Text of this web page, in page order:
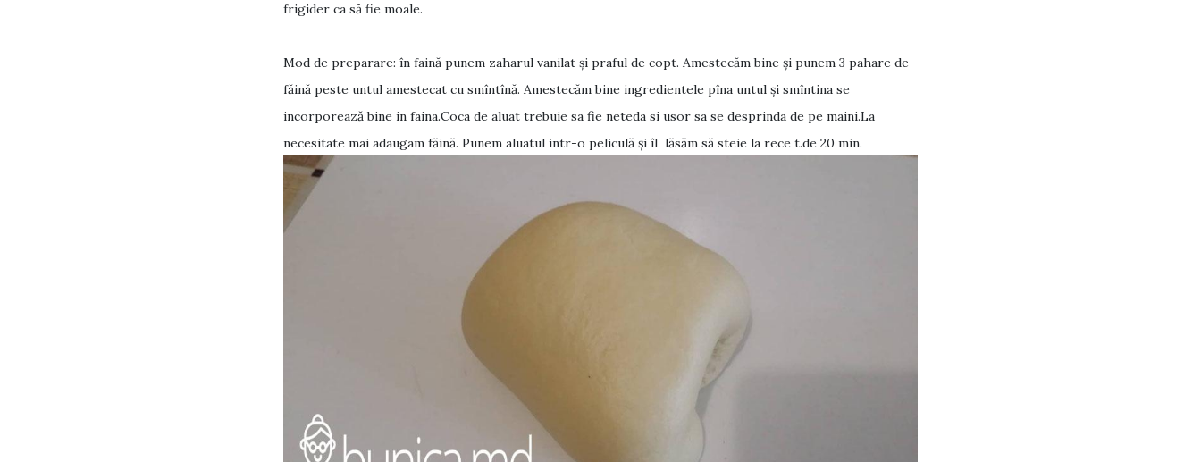
frigider ca să fie moale.
Mod de preparare: în faină punem zaharul vanilat și praful de copt. Amestecăm bine și punem 3 pahare de
făină peste untul amestecat cu smîntînă. Amestecăm bine ingredientele pîna untul și smîntina se
incorporează bine in faina.Coca de aluat trebuie sa fie neteda si usor sa se desprinda de pe maini.La
necesitate mai adaugam făină. Punem aluatul intr-o peliculă și îl lăsăm să steie la rece t.de 20 min.